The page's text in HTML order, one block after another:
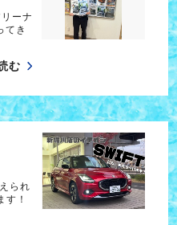
ーナ
てき
む
られ
す！